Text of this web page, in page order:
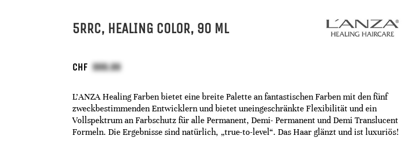
5RRC, HEALING COLOR, 90 ML
CHF
L'ANZA Healing Farben bietet eine breite Palette an fantastischen Farben mit den fünf
zweckbestimmenden Entwicklern und bietet uneingeschränkte Flexibilität und ein
Vollspektrum an Farbschutz für alle Permanent, Demi- Permanent und Demi Translucent
Formeln. Die Ergebnisse sind natürlich, „true-to-level“. Das Haar glänzt und ist luxuriös!